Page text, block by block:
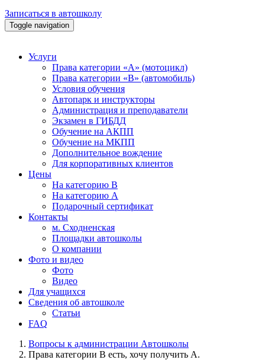
Записаться в автошколу
Toggle navigation
Услуги
Права категории «А» (мотоцикл)
Права категории «В» (автомобиль)
Условия обучения
Автопарк и инструкторы
Администрация и преподаватели
Экзамен в ГИБДД
Обучение на АКПП
Обучение на МКПП
Дополнительное вождение
Для корпоративных клиентов
Цены
На категорию В
На категорию A
Подарочный сертификат
Контакты
м. Сходненская
Площадки автошколы
О компании
Фото и видео
Фото
Видео
Для учащихся
Сведения об автошколе
Статьи
FAQ
Вопросы к администрации Автошколы
Права категории B есть, хочу получить А.